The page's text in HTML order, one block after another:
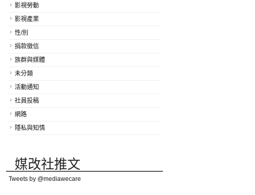
影視勞動
影視產業
性/別
捐款徵信
族群與媒體
未分類
活動通知
社員投稿
網路
隱私與知情
媒改社推文
Tweets by @mediawecare